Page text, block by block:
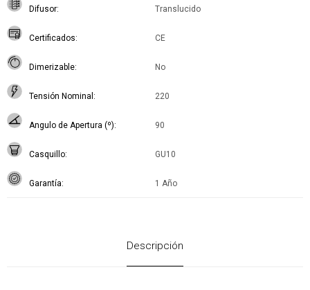
Difusor Translucido
Certificados CE
Dimerizable No
Tensión Nominal 220
Angulo de Apertura (º) 90
Casquillo GU10
Garantía 1 Año
Descripción